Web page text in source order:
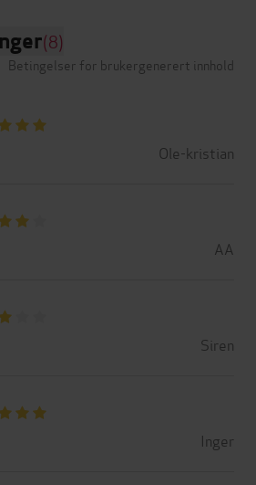
(8)
Betingelser for brukergenerert innhold
Ole-kristian
AA
Siren
Inger